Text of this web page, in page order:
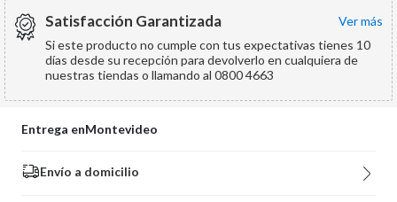
Satisfacción Garantizada
ver más
Si este producto no cumple con tus expectativas tienes 10
días desde su recepción para devolverlo en cualquiera de
nuestras tiendas o llamando al 0800 4663
Entrega enMontevideo
Envío a domicilio